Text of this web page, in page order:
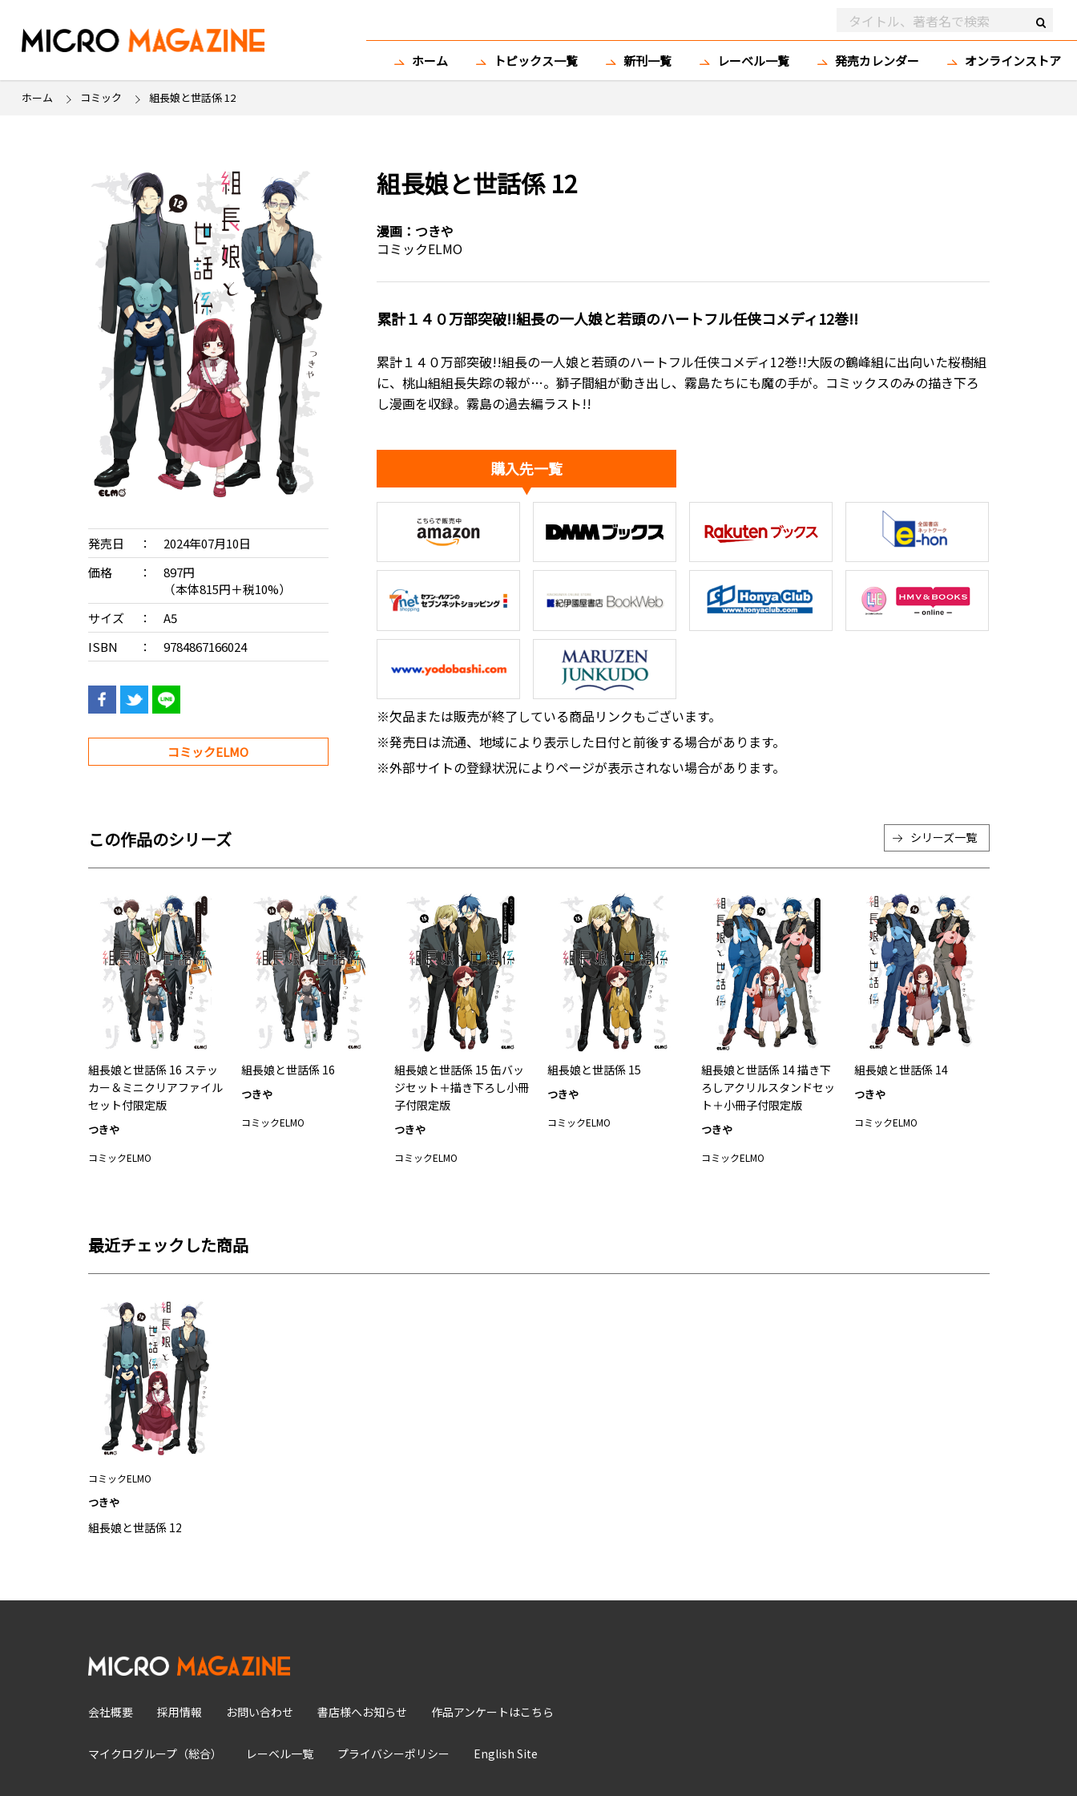
ホーム トピックス一覧 新刊一覧 レーベル一覧 発売カレンダー オンラインストア
ホーム コミック 組長娘と世話係 12
発売日
2024年07月10日
価格
897円
（本体815円＋税10%）
サイズ
A5
ISBN
9784867166024
コミックELMO
組長娘と世話係 12
漫画： つきや
コミックELMO
累計１４０万部突破!!組長の一人娘と若頭のハートフル任侠コメディ12巻!!
累計１４０万部突破!!組長の一人娘と若頭のハートフル任侠コメディ12巻!!大阪の鶴峰組に出向いた桜樹組
に、桃山組組長失踪の報が…。獅子間組が動き出し、霧島たちにも魔の手が――。コミックスのみの描き下ろ
し漫画を収録。霧島の過去編ラスト!!
購入先一覧
※欠品または販売が終了している商品リンクもございます。
※発売日は流通、地域により表示した日付と前後する場合があります。
※外部サイトの登録状況によりページが表示されない場合があります。
この作品のシリーズ シリーズ一覧
組長娘と世話係 16 ステッ
カー＆ミニクリアファイル
セット付限定版
つきや
コミックELMO
組長娘と世話係 16
つきや
コミックELMO
組長娘と世話係 15 缶バッ
ジセット＋描き下ろし小冊
子付限定版
つきや
コミックELMO
組長娘と世話係 15
つきや
コミックELMO
組長娘と世話係 14 描き下
ろしアクリルスタンドセッ
ト＋小冊子付限定版
つきや
コミックELMO
組長娘と世話係 14
つきや
コミックELMO
最近チェックした商品
コミックELMO
つきや
組長娘と世話係 12
会社概要 採用情報 お問い合わせ 書店様へお知らせ 作品アンケートはこちら
マイクログループ（総合） レーベル一覧 プライバシーポリシー English Site